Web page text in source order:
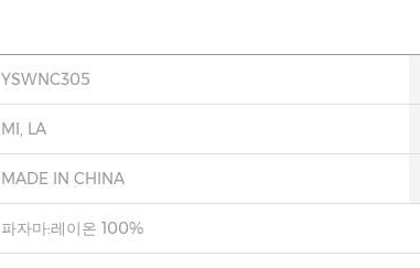
YSWNC305
MI, LA
MADE IN CHINA
파자마:레이온 100%